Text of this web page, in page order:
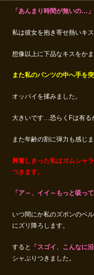
「あんまり時間が無いの…」
私は彼女を抱き寄せ熱いキス
想像以上に下品なキスをか
また私のパンツの中へ手を
オッパイを揉みました。
大きいです…恐らくFは有る
また年齢の割に弾力も感じま
興奮しきった私はガムシャ
つきます。
「ア～、イイ～もっと吸って
いつ間にか私のズボンのベ
にズリ降ろします。
すると 「スゴイ、こんなに
シャぶりつきました。